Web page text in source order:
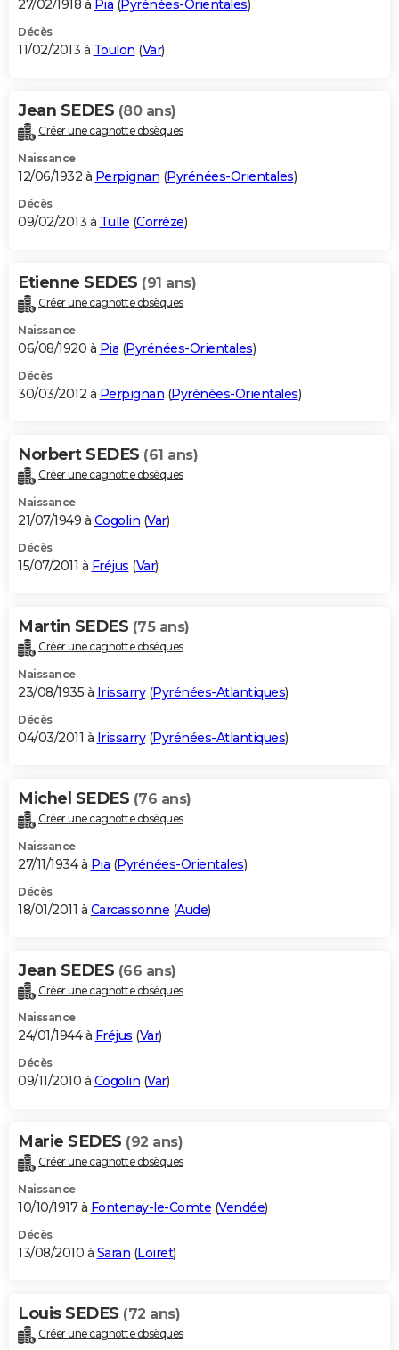
27/02/1918 à Pia (Pyrénées-Orientales)
Décès
11/02/2013 à Toulon (Var)
Jean SEDES (80 ans)
Créer une cagnotte obsèques
Naissance
12/06/1932 à Perpignan (Pyrénées-Orientales)
Décès
09/02/2013 à Tulle (Corrèze)
Etienne SEDES (91 ans)
Créer une cagnotte obsèques
Naissance
06/08/1920 à Pia (Pyrénées-Orientales)
Décès
30/03/2012 à Perpignan (Pyrénées-Orientales)
Norbert SEDES (61 ans)
Créer une cagnotte obsèques
Naissance
21/07/1949 à Cogolin (Var)
Décès
15/07/2011 à Fréjus (Var)
Martin SEDES (75 ans)
Créer une cagnotte obsèques
Naissance
23/08/1935 à Irissarry(Pyrénées-Atlantiques)
Décès
04/03/2011 à Irissarry(Pyrénées-Atlantiques)
Michel SEDES (76 ans)
Créer une cagnotte obsèques
Naissance
27/11/1934 à Pia (Pyrénées-Orientales)
Décès
18/01/2011 à Carcassonne (Aude)
Jean SEDES (66 ans)
Créer une cagnotte obsèques
Naissance
24/01/1944 à Fréjus (Var)
Décès
09/11/2010 à Cogolin (Var)
Marie SEDES (92 ans)
Créer une cagnotte obsèques
Naissance
10/10/1917 à Fontenay-le-Comte (Vendée)
Décès
13/08/2010 à Saran (Loiret)
Louis SEDES (72 ans)
Créer une cagnotte obsèques